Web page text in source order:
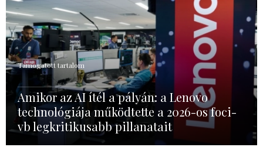
Támogatott tartalom
Amikor az AI ítél a pályán: a Lenovo
technológiája működtette a 2026-os foci-
vb legkritikusabb pillanatait